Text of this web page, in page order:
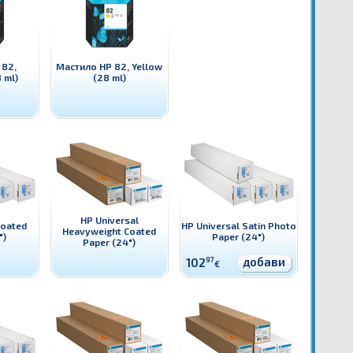
ml)
Мастило HP 82, Yellow
(28 ml)
HP Universal
Heavyweight Coated
Paper (24")
HP Universal Satin Photo
Paper (24")
10297€ добави